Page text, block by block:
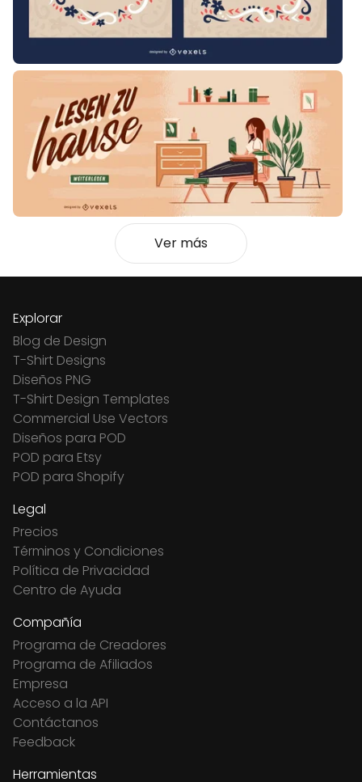
Ver más
Explorar
Blog de Design
T-Shirt Designs
Diseños PNG
T-Shirt Design Templates
Commercial Use Vectors
Diseños para POD
POD para Etsy
POD para Shopify
Legal
Precios
Términos y Condiciones
Política de Privacidad
Centro de Ayuda
Compañía
Programa de Creadores
Programa de Afiliados
Empresa
Acceso a la API
Contáctanos
Feedback
Herramientas